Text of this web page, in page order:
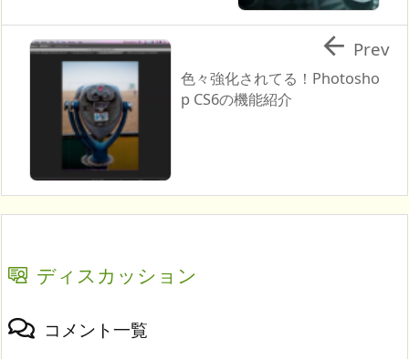
色々強化されてる！Photosho
p CS6の機能紹介
 Prev
ディスカッション
コメント一覧